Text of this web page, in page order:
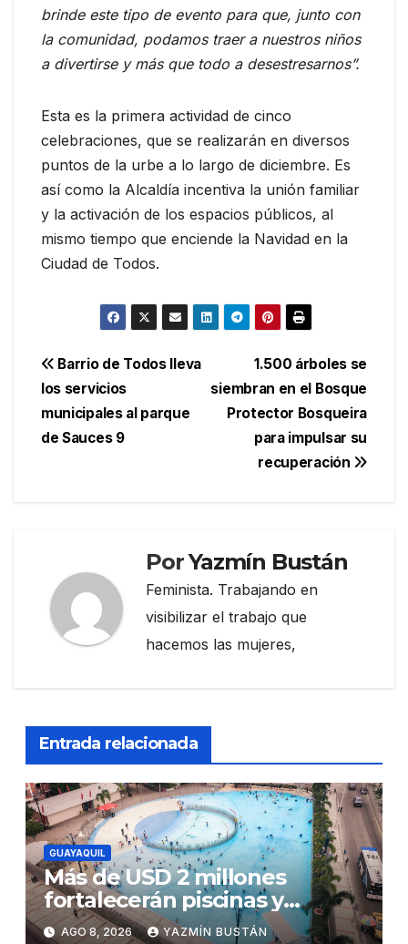
brinde este tipo de evento para que, junto con
la comunidad, podamos traer a nuestros niños
a divertirse y más que todo a desestresarnos”.
Esta es la primera actividad de cinco
celebraciones, que se realizarán en diversos
puntos de la urbe a lo largo de diciembre. Es
así como la Alcaldía incentiva la unión familiar
y la activación de los espacios públicos, al
mismo tiempo que enciende la Navidad en la
Ciudad de Todos.
Navegación
de
entradas
1.500 árboles se
siembran en el Bosque
Protector Bosqueira
para impulsar su
recuperación
Barrio de Todos lleva
los servicios
municipales al parque
de Sauces 9
PorYazmín Bustán
Feminista. Trabajando en
visibilizar el trabajo que
hacemos las mujeres,
Entrada relacionada
GUAYAQUIL
Más de USD 2 millones
fortalecerán piscinas y
parques acuáticos
AGO 8, 2026 YAZMÍN BUSTÁN